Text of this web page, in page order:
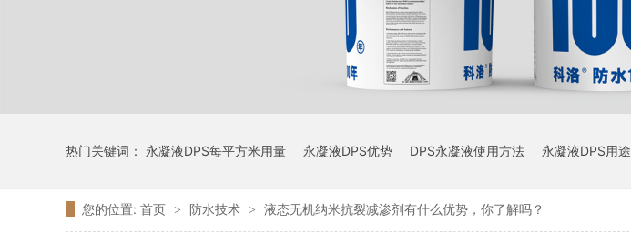
热门关键词： 永凝液DPS每平方米用量 永凝液DPS优势 DPS永凝液使用方法 永凝液DPS用途
您的位置: 首页 > 防水技术 > 液态无机纳米抗裂减渗剂有什么优势，你了解吗？